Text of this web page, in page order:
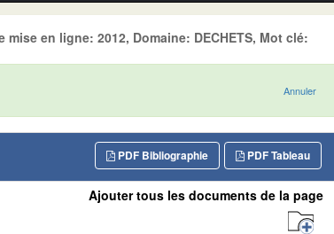
en ligne: 2012, Domaine: DECHETS, Mot clé:
Annuler
PDF Tableau
PDF Bibliographie
Ajouter tous les documents de la page